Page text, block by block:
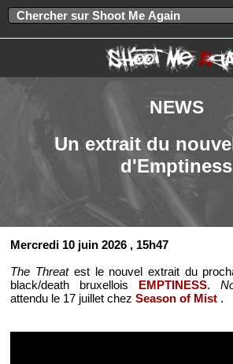
NEWS
Un extrait du
d'Emptiness
Mercredi 10 juin 2026 , 15h47
The Threatest le nouvel extrait du
black/death bruxellois EMPTINESS.
attendu le 17 juillet chezSeason of Mist .